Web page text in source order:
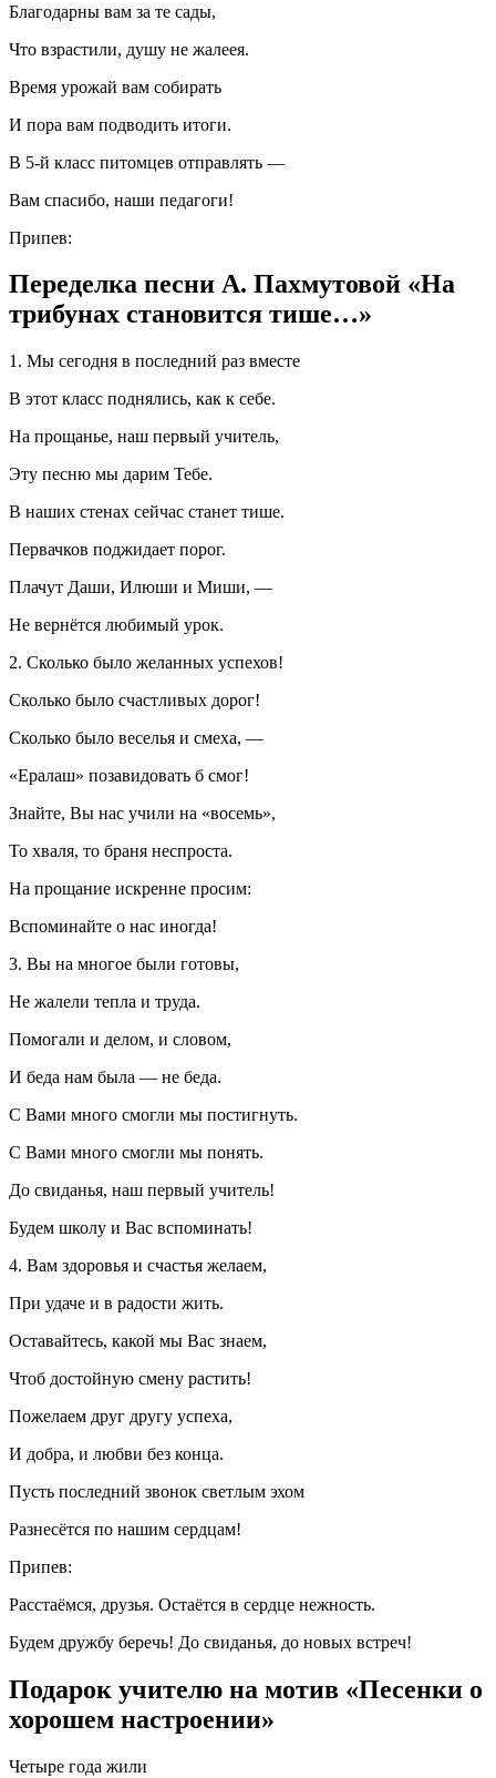
Благодарны вам за те сады,
Что взрастили, душу не жалеея.
Время урожай вам собирать
И пора вам подводить итоги.
В 5-й класс питомцев отправлять —
Вам спасибо, наши педагоги!
Припев:
Переделка песни А. Пахмутовой «На
трибунах становится тише…»
1. Мы сегодня в последний раз вместе
В этот класс поднялись, как к себе.
На прощанье, наш первый учитель,
Эту песню мы дарим Тебе.
В наших стенах сейчас станет тише.
Первачков поджидает порог.
Плачут Даши, Илюши и Миши, —
Не вернётся любимый урок.
2. Сколько было желанных успехов!
Сколько было счастливых дорог!
Сколько было веселья и смеха, —
«Ералаш» позавидовать б смог!
Знайте, Вы нас учили на «восемь»,
То хваля, то браня неспроста.
На прощание искренне просим:
Вспоминайте о нас иногда!
3. Вы на многое были готовы,
Не жалели тепла и труда.
Помогали и делом, и словом,
И беда нам была — не беда.
С Вами много смогли мы постигнуть.
С Вами много смогли мы понять.
До свиданья, наш первый учитель!
Будем школу и Вас вспоминать!
4. Вам здоровья и счастья желаем,
При удаче и в радости жить.
Оставайтесь, какой мы Вас знаем,
Чтоб достойную смену растить!
Пожелаем друг другу успеха,
И добра, и любви без конца.
Пусть последний звонок светлым эхом
Разнесётся по нашим сердцам!
Припев:
Расстаёмся, друзья. Остаётся в сердце нежность.
Будем дружбу беречь! До свиданья, до новых встреч!
Подарок учителю на мотив «Песенки о
хорошем настроении»
Четыре года жили